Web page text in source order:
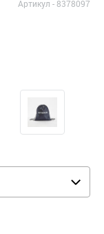
Артикул -8378097